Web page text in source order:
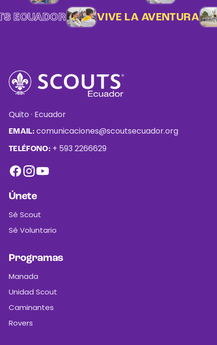
ECUADOR VIVE LA AVENTURA
Quito · Ecuador
EMAIL: comunicaciones@scoutsecuador.org
TELÉFONO: + 593 2266629
Únete
Sé Scout
Sé Voluntario
Programas
Manada
Unidad Scout
Caminantes
Rovers